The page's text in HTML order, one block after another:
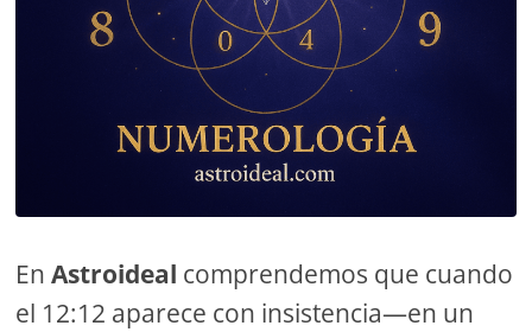
EnAstroideal comprendemos que cuando
el 12:12 aparece con insistencia—en un